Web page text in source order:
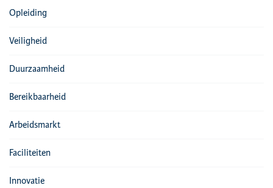
Opleiding
Veiligheid
Duurzaamheid
Bereikbaarheid
Arbeidsmarkt
Faciliteiten
Innovatie